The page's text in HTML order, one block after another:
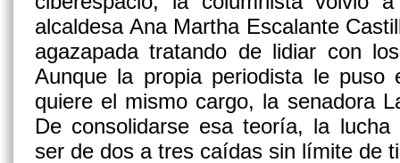
alcaldesa Ana Martha Escalante
agazapada tratando de lidiar con
Aunque la propia periodista le puso
quiere el mismo cargo, la senadora
De consolidarse esa teoría, la
ser de dos a tres caídas sin límite de